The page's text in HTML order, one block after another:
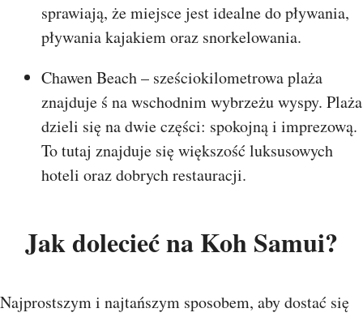
sprawiają, że miejsce jest idealne do pływania,
pływania kajakiem oraz snorkelowania.
Chawen Beach – sześciokilometrowa plaża
znajduje ś na wschodnim wybrzeżu wyspy. Plaża
dzieli się na dwie części: spokojną i imprezową.
To tutaj znajduje się większość luksusowych
hoteli oraz dobrych restauracji.
Jak dolecieć na Koh Samui?
Najprostszym i najtańszym sposobem, aby dostać się